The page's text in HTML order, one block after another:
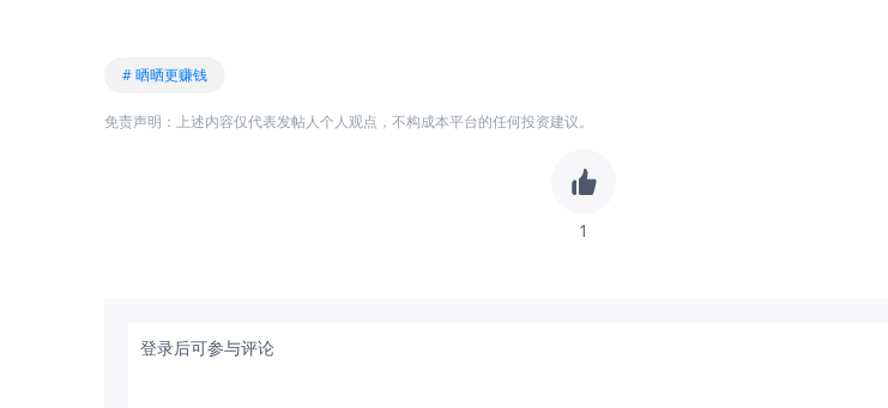
# 晒晒更赚钱
免责声明：上述内容仅代表发帖人个人观点，不构成本平台的任何投资建议。
1
登录后可参与评论